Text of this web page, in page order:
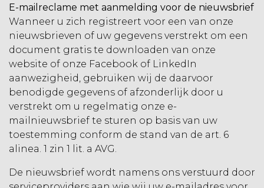
E-mailreclame met aanmelding voor de nieuwsbrief
Wanneer u zich registreert voor een van onze
nieuwsbrieven of uw gegevens verstrekt om een
document gratis te downloaden van onze
website of onze Facebook of LinkedIn
aanwezigheid, gebruiken wij de daarvoor
benodigde gegevens of afzonderlijk door u
verstrekt om u regelmatig onze e-
mailnieuwsbrief te sturen op basis van uw
toestemming conform de stand van de art. 6
alinea. 1 zin 1 lit. a AVG.
De nieuwsbrief wordt namens ons verstuurd door